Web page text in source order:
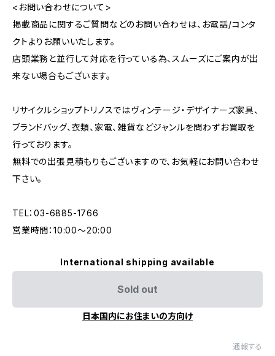
<お問い合わせについて>
掲載商品に関するご質問などのお問い合わせは、お電話/コンタ
クトよりお願いいたします。
店頭業務と並行して対応を行っている為、スムーズにご案内が出
来ない場合もございます。
リサイクルショップトリノスではヴィンテージ・デザイナーズ家具、
ブランドバッグ、衣類、家電、雑貨などジャンルを問わずお買取を
行っております。
無料での出張見積もりもございますので、お気軽にお問い合わせ
下さい。
TEL：03-6885-1766
営業時間：10:00〜20:00
International shipping available
Sold out
日本国内にお住まいの方向け
通報する